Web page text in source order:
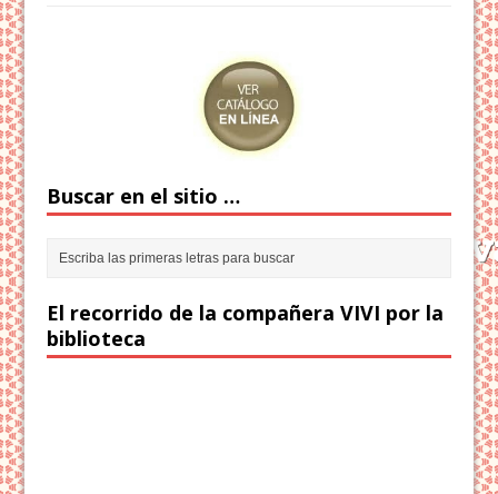
Buscar en el sitio …
El recorrido de la compañera VIVI por la
biblioteca